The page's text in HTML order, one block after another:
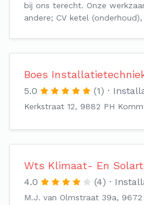
bij ons terecht. Onze
andere; CV ketel
Boes
5.0 (1)
Kerkstraat 12, 9882 PH
Wts Klimaat- En
4.0 (4)
M.J. van Olmstraat 39a, 9672